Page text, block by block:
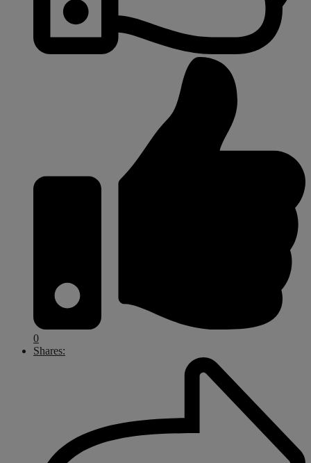
0
Shares: